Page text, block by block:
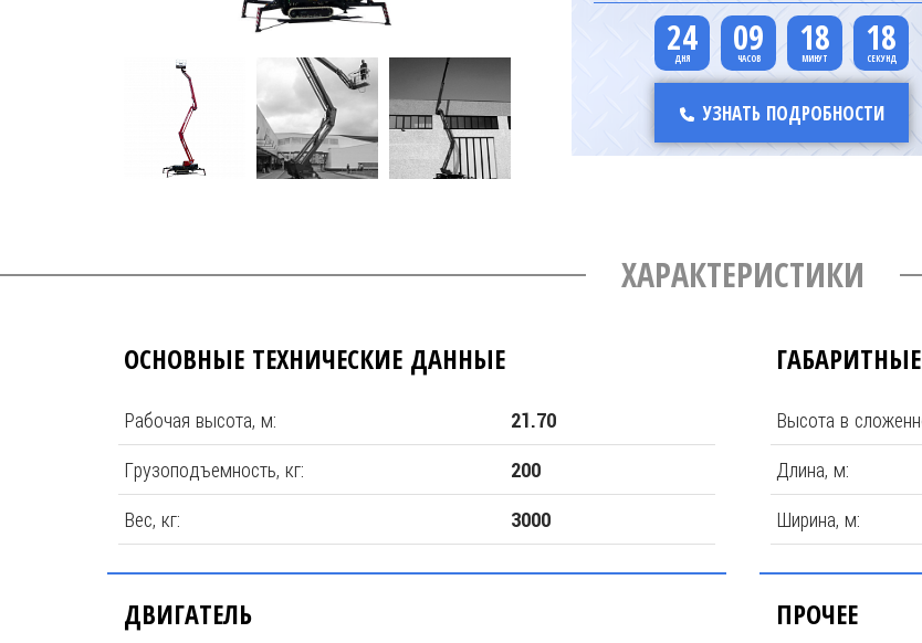
24 09 18 17
УЗНАТЬ ПОДРОБНОСТИ
ХАРАКТЕРИСТИКИ
ОСНОВНЫЕ ТЕХНИЧЕСКИЕ ДАННЫЕ
Рабочая высота, м: 21.70
Грузоподъемность, кг: 200
Вес, кг: 3000
Высота в
Длина, м:
Ширина, м:
ДВИГАТЕЛЬ ПРОЧЕЕ